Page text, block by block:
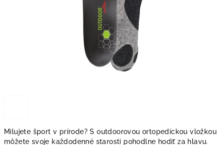
Milujete šport v prírode? S outdoorovou ortopedickou vložkou
môžete svoje každodenné starosti pohodlne hodiť za hlavu.